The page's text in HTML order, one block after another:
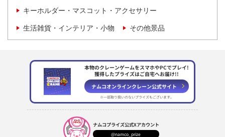
キーホルダー・マスコット・アクセサリー
生活雑貨・インテリア・小物 その他景品
本物のクレーンゲームをスマホやPCでプレイ!
獲得したプライズはご自宅へお届け!!
ナムコオンラインクレーン公式サイト
※一部取り扱いのないプライズもございます。
ナムコプライズ公式Xアカウント
@namco_prize